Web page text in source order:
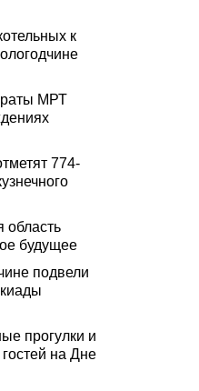
к
МРТ
774-
область
будущее
подвели
прогулки и
на Дне